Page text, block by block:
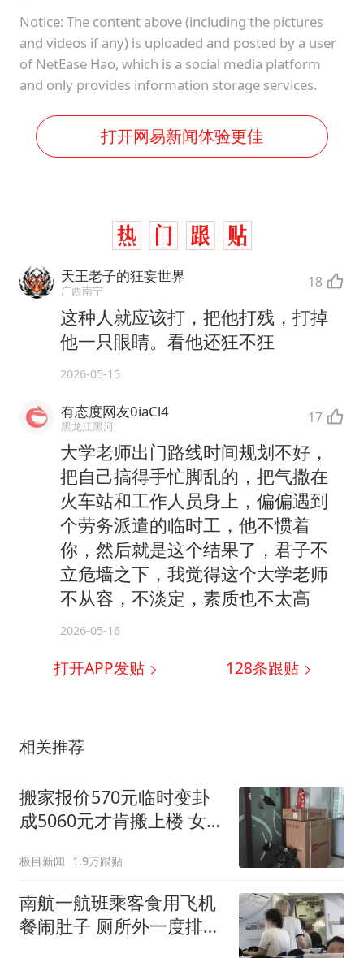
Notice: The content above (including the pictures
and videos if any) is uploaded and posted by a user
of NetEase Hao, which is a social media platform
and only provides information storage services.
打开网易新闻体验更佳
天王老子的狂妄世界
广西南宁 18
这种人就应该打，把他打残，打掉
他一只眼睛。看他还狂不狂
2026-05-15
有态度网友0iaCl4
黑龙江黑河 17
大学老师出门路线时间规划不好，
把自己搞得手忙脚乱的，把气撒在
火车站和工作人员身上，偏偏遇到
个劳务派遣的临时工，他不惯着
你，然后就是这个结果了，君子不
立危墙之下，我觉得这个大学老师
不从容，不淡定，素质也不太高
2026-05-16
打开APP发贴 128条跟贴
相关推荐
搬家报价570元临时变卦
成5060元才肯搬上楼 女子
极目新闻 1.9万跟贴
南航一航班乘客食用飞机
餐闹肚子 厕所外一度排长